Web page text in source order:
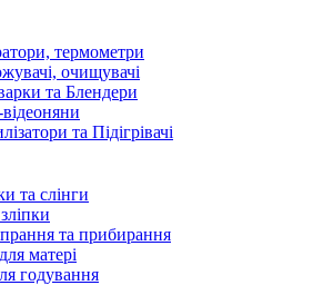
термометри
очищувачі
та Блендери
відеоняни
та Підігрівачі
та слінги
та прибирання
матері
годування